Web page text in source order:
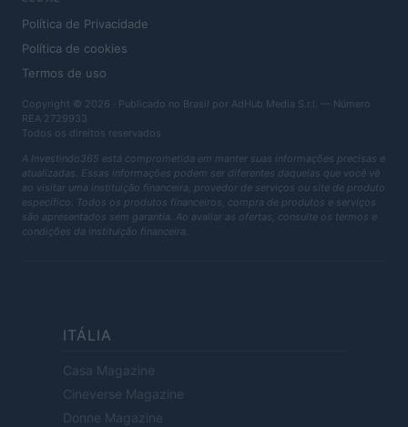
Política de Privacidade
Política de cookies
Termos de uso
Copyright © 2026 · Publicado no Brasil por AdHub Media S.r.l. — Número
REA 2729933
Todos os direitos reservados
A Investindo365 está comprometida em manter suas informações precisas e
atualizadas. Essas informações podem ser diferentes daquelas que você vê
ao visitar uma instituição financeira, provedor de serviços ou site de produto
específico. Todos os produtos financeiros, compra de produtos e serviços
são apresentados sem garantia. Ao avaliar as ofertas, consulte os termos e
condições da instituição financeira.
ITÁLIA
Casa Magazine
Cineverse Magazine
Donne Magazine